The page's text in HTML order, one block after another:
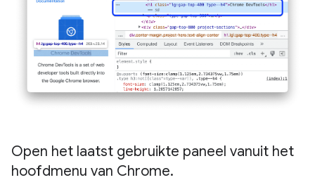
Open het laatst gebruikte paneel vanuit het
hoofdmenu van Chrome.